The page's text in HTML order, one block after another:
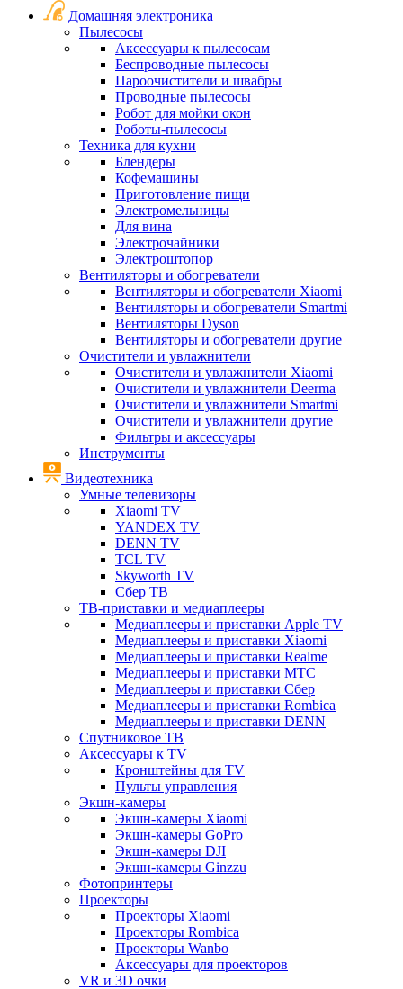
Домашняя электроника
Пылесосы
Аксессуары к пылесосам
Беспроводные пылесосы
Пароочистители и швабры
Проводные пылесосы
Робот для мойки окон
Роботы-пылесосы
Техника для кухни
Блендеры
Кофемашины
Приготовление пищи
Электромельницы
Для вина
Электрочайники
Электроштопор
Вентиляторы и обогреватели
Вентиляторы и обогреватели Xiaomi
Вентиляторы и обогреватели Smartmi
Вентиляторы Dyson
Вентиляторы и обогреватели другие
Очистители и увлажнители
Очистители и увлажнители Xiaomi
Очистители и увлажнители Deerma
Очистители и увлажнители Smartmi
Очистители и увлажнители другие
Фильтры и аксессуары
Инструменты
Видеотехника
Умные телевизоры
Xiaomi TV
YANDEX TV
DENN TV
TCL TV
Skyworth TV
Сбер ТВ
ТВ-приставки и медиаплееры
Медиаплееры и приставки Apple TV
Медиаплееры и приставки Xiaomi
Медиаплееры и приставки Realme
Медиаплееры и приставки МТС
Медиаплееры и приставки Сбер
Медиаплееры и приставки Rombica
Медиаплееры и приставки DENN
Спутниковое ТВ
Аксессуары к TV
Кронштейны для TV
Пульты управления
Экшн-камеры
Экшн-камеры Xiaomi
Экшн-камеры GoPro
Экшн-камеры DJI
Экшн-камеры Ginzzu
Фотопринтеры
Проекторы
Проекторы Xiaomi
Проекторы Rombica
Проекторы Wanbo
Аксессуары для проекторов
VR и 3D очки